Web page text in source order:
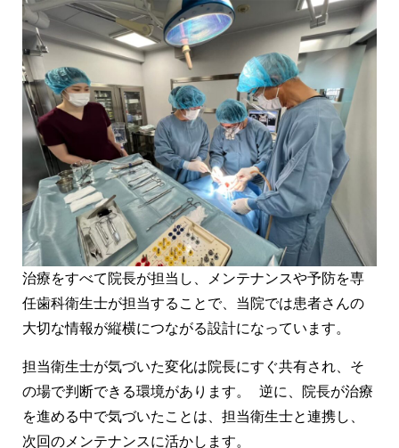
治療をすべて院長が担当し、メンテナンスや予防を専
任歯科衛生士が担当することで、当院では患者さんの
大切な情報が縦横につながる設計になっています。
担当衛生士が気づいた変化は院長にすぐ共有され、そ
の場で判断できる環境があります。 逆に、院長が治療
を進める中で気づいたことは、担当衛生士と連携し、
次回のメンテナンスに活かします。